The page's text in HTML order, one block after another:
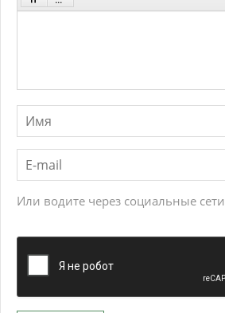
Или водите через социальные сети